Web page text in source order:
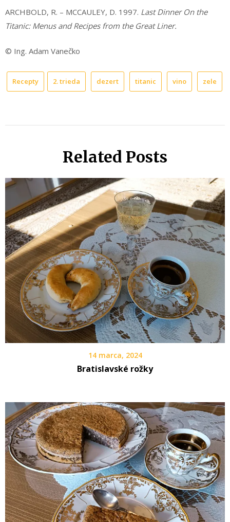
ARCHBOLD, R. – MCCAULEY, D. 1997. Last Dinner On the
Titanic: Menus and Recipes from the Great Liner.
© Ing. Adam Vanečko
Recepty 2. trieda dezert titanic vino zele
Related Posts
14 marca, 2024
Bratislavské rožky